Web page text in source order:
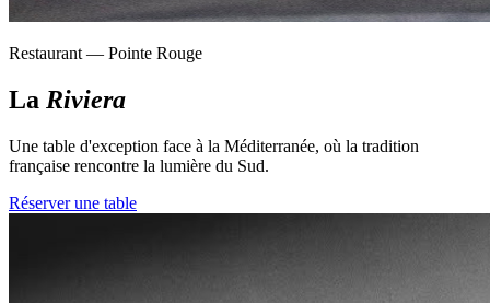
Restaurant — Pointe Rouge
La Riviera
Une table d'exception face à la Méditerranée, où la tradition
française rencontre la lumière du Sud.
Réserver une table